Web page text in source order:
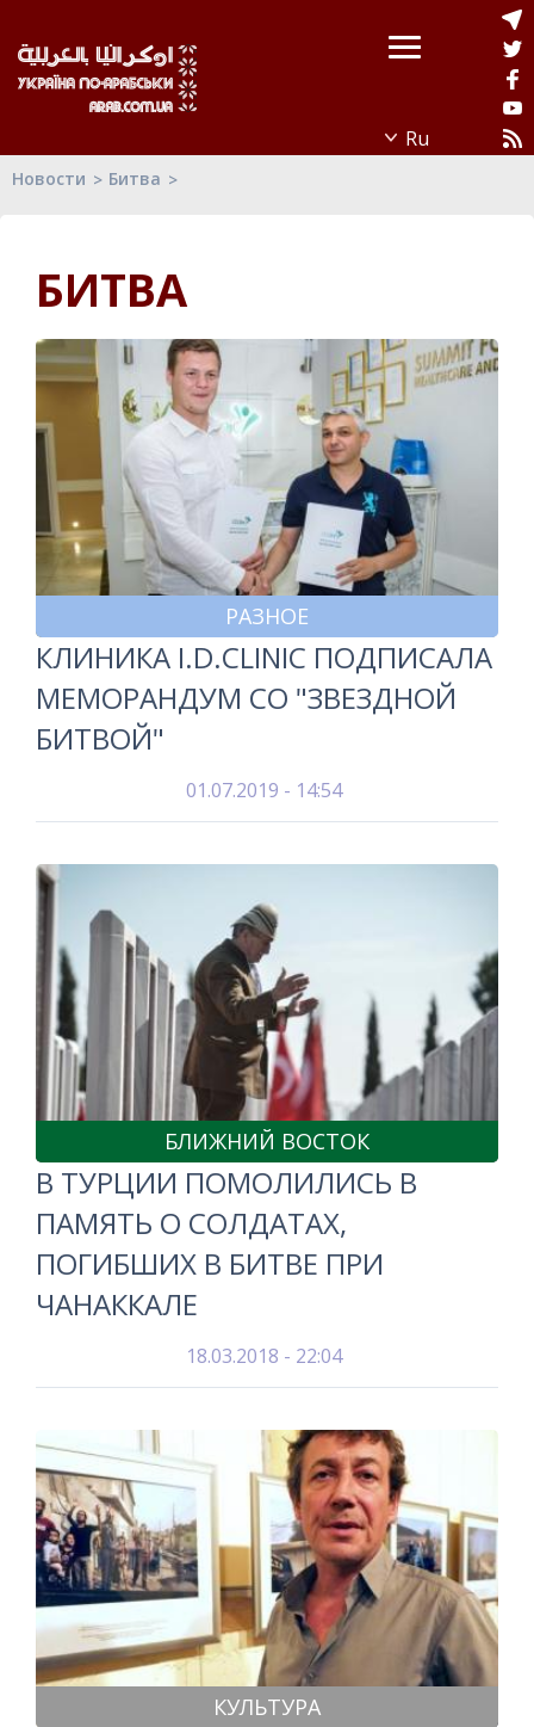
Новости Битва
БИТВА
РАЗНОЕ
КЛИНИКА I.D.CLINIC ПОДПИСАЛА
МЕМОРАНДУМ СО "ЗВЕЗДНОЙ
БИТВОЙ"
01.07.2019 - 14:54
БЛИЖНИЙ ВОСТОК
В ТУРЦИИ ПОМОЛИЛИСЬ В
ПАМЯТЬ О СОЛДАТАХ,
ПОГИБШИХ В БИТВЕ ПРИ
ЧАНАККАЛЕ
18.03.2018 - 22:04
КУЛЬТУРА